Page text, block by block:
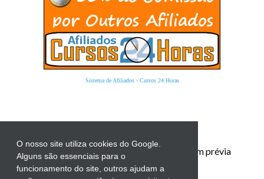
O nosso site utiliza cookies do Google.
Alguns são essenciais para o
funcionamento do site, outros ajudam a
Sistema de Afiliados- Cursos 24 Horas
Proibida a reprodução total ou parcial sem prévia
autorização.